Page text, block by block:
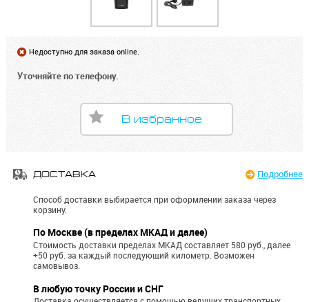
Недоступно для заказа online.
Уточняйте по телефону.
В избранное
ДОСТАВКА Подробнее
Способ доставки выбирается при оформлении заказа через
корзину.
По Москве (в пределах МКАД и далее)
Стоимость доставки пределах МКАД составляет 580 руб., далее
+50 руб. за каждый последующий километр. Возможен
самовывоз.
В любую точку России и СНГ